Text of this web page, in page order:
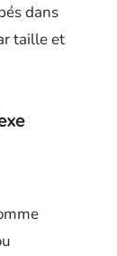
dans
taille et